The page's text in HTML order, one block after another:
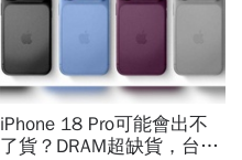
iPhone 18 Pro可能會出不
了貨？DRAM超缺貨，台積